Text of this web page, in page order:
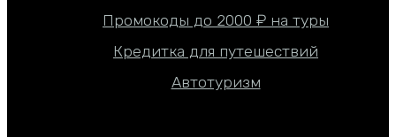
Промокоды до 2000 ₽ на туры
Кредитка для путешествий
Автотуризм